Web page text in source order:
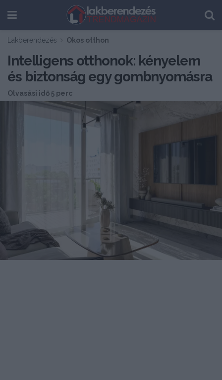
Lakberendezés Okos otthon
Intelligens otthonok: kényelem
és biztonság egy gombnyomásra
Olvasási idő 5 perc